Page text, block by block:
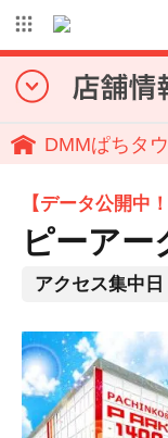
DMMぱちタ
【データ公開中！
ピーアー
アクセス集中日